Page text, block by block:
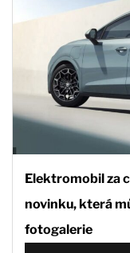
Elektromobil za
novinku, která
fotogalerie